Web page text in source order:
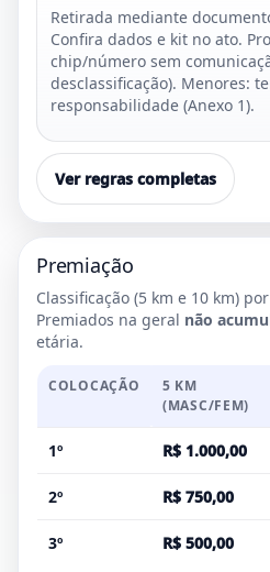
Retirada mediante
Confira dados e kit no ato.
chip/número sem
desclassificação). Menores:
responsabilidade (Anexo 1).
Ver regras completas
Premiação
Classificação (5 km e 10 km) por
Premiados na geral não
etária.
COLOCAÇÃO
5 KM
(MASC/FEM)
1º R$ 1.000,00
2º R$ 750,00
3º R$ 500,00